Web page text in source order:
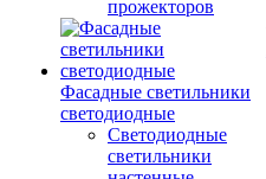
прожекторов
Фасадные светильники
светодиодные
Светодиодные
светильники